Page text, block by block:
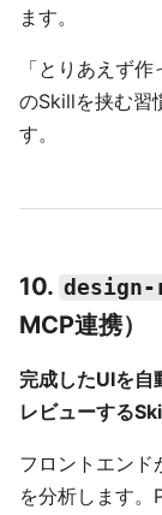
ます。
「とりあえず
のSkillを挟む習
す。
10. design-
MCP連携）
完成したUIを自
レビューする
フロントエンド
を分析します